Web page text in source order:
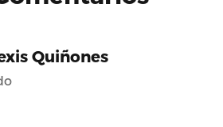
Quiñones